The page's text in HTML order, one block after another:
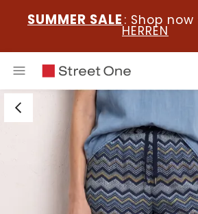
SUMMER SALE : Shop now
HERREN